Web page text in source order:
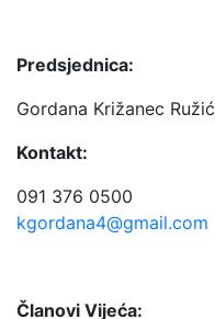
Predsjednica:
Gordana Križanec Ružić
Kontakt:
091 376 0500
kgordana4@gmail.com
Članovi Vijeća: